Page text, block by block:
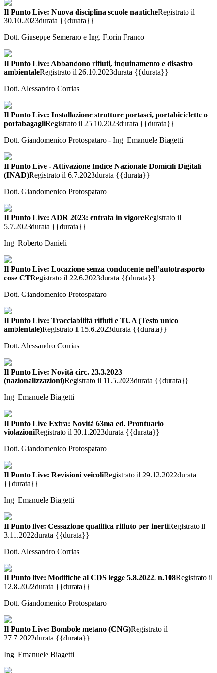
Il Punto Live: Nuova disciplina scuole nauticheRegistrato il
30.10.2023durata {{durata}}
Dott. Giuseppe Semeraro e Ing. Fiorin Franco
Il Punto Live: Abbandono rifiuti, inquinamento e disastro
ambientaleRegistrato il 26.10.2023durata {{durata}}
Dott. Alessandro Corrias
Il Punto Live: Installazione strutture portasci, portabiciclette o
portabagagliRegistrato il 25.10.2023durata {{durata}}
Dott. Giandomenico Protospataro - Ing. Emanuele Biagetti
Il Punto Live - Attivazione Indice Nazionale Domicili Digitali
(INAD)Registrato il 6.7.2023durata {{durata}}
Dott. Giandomenico Protospataro
Il Punto Live: ADR 2023: entrata in vigoreRegistrato il
5.7.2023durata {{durata}}
Ing. Roberto Danieli
Il Punto Live: Locazione senza conducente nell’autotrasporto
cose CTRegistrato il 22.6.2023durata {{durata}}
Dott. Giandomenico Protospataro
Il Punto Live: Tracciabilità rifiuti e TUA (Testo unico
ambientale)Registrato il 15.6.2023durata {{durata}}
Dott. Alessandro Corrias
Il Punto Live: Novità circ. 23.3.2023
(nazionalizzazioni)Registrato il 11.5.2023durata {{durata}}
Ing. Emanuele Biagetti
Il Punto Live Extra: Novità 63ma ed. Prontuario
violazioniRegistrato il 30.1.2023durata {{durata}}
Dott. Giandomenico Protospataro
Il Punto Live: Revisioni veicoliRegistrato il 29.12.2022durata
{{durata}}
Ing. Emanuele Biagetti
Il Punto live: Cessazione qualifica rifiuto per inertiRegistrato il
3.11.2022durata {{durata}}
Dott. Alessandro Corrias
Il Punto live: Modifiche al CDS legge 5.8.2022, n.108Registrato il
12.8.2022durata {{durata}}
Dott. Giandomenico Protospataro
Il Punto Live: Bombole metano (CNG)Registrato il
27.7.2022durata {{durata}}
Ing. Emanuele Biagetti